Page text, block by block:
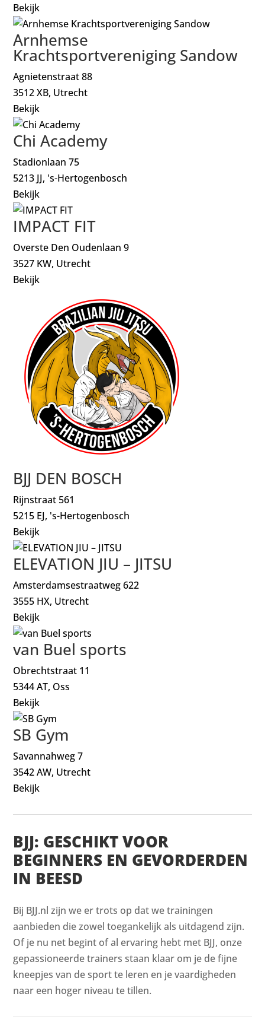
Bekijk
Arnhemse
Krachtsportvereniging Sandow
Agnietenstraat 88
3512 XB, Utrecht
Bekijk
Chi Academy
Stadionlaan 75
5213 JJ, 's-Hertogenbosch
Bekijk
IMPACT FIT
Overste Den Oudenlaan 9
3527 KW, Utrecht
Bekijk
BJJ DEN BOSCH
Rijnstraat 561
5215 EJ, 's-Hertogenbosch
Bekijk
ELEVATION JIU – JITSU
Amsterdamsestraatweg 622
3555 HX, Utrecht
Bekijk
van Buel sports
Obrechtstraat 11
5344 AT, Oss
Bekijk
SB Gym
Savannahweg 7
3542 AW, Utrecht
Bekijk
BJJ: GESCHIKT VOOR
BEGINNERS EN GEVORDERDEN
IN BEESD
Bij BJJ.nl zijn we er trots op dat we trainingen
aanbieden die zowel toegankelijk als uitdagend zijn.
Of je nu net begint of al ervaring hebt met BJJ, onze
gepassioneerde trainers staan klaar om je de fijne
kneepjes van de sport te leren en je vaardigheden
naar een hoger niveau te tillen.